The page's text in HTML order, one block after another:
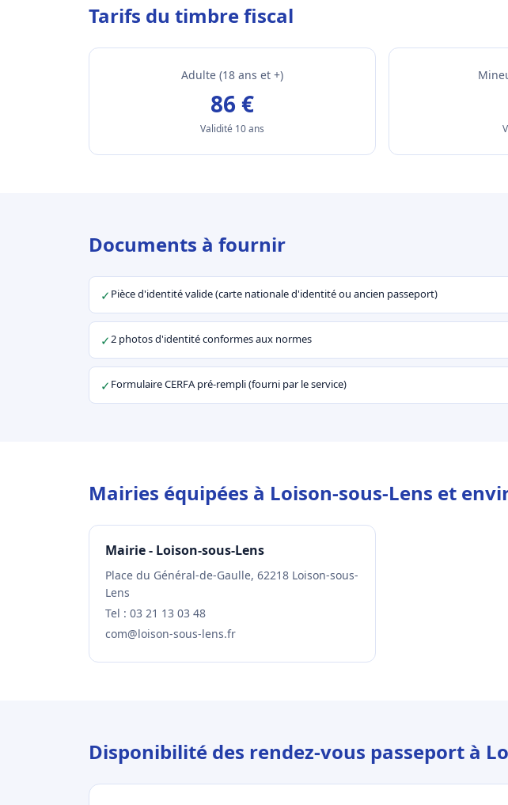
Tarifs du timbre fiscal
Adulte (18 ans et +)
86 €
Validité 10 ans
Documents à fournir
✓ Pièce d'identité valide (carte nationale d'identité ou ancien passeport)
✓2 photos d'identité conformes aux normes
✓ Formulaire CERFA pré-rempli (fourni par le service)
Mairies équipées à Loison-sous-Lens et
Mairie - Loison-sous-Lens
Place du Général-de-Gaulle, 62218 Loison-sous-
Lens
Tel : 03 21 13 03 48
com@loison-sous-lens.fr
Disponibilité des rendez-vous passeport à